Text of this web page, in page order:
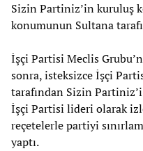
Sizin Partiniz’in kuruluş
konumunun Sultana
İşçi Partisi Meclis
sonra, isteksizce İşçi
tarafından Sizin
İşçi Partisi lideri olarak
reçetelerle partiyi
yaptı.